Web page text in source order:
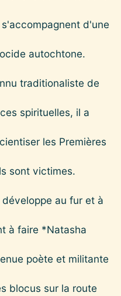
d'une
autochtone.
traditionaliste de
spirituelles, il a
les Premières
sont victimes.
au fur et à
à faire *Natasha
poète et militante
blocus sur la route